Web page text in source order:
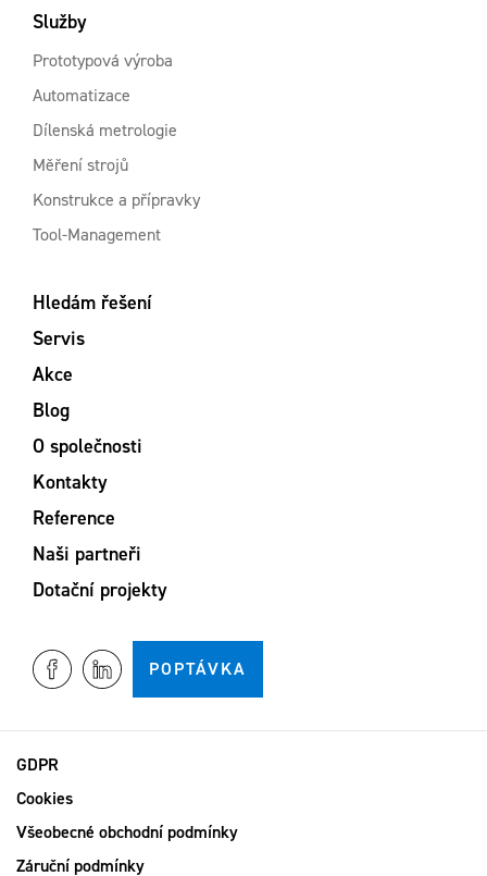
Služby
Prototypová výroba
Automatizace
Dílenská metrologie
Měření strojů
Konstrukce a přípravky
Tool-Management
Hledám řešení
Servis
Akce
Blog
O společnosti
Kontakty
Reference
Naši partneři
Dotační projekty
POPTÁVKA
GDPR
Cookies
Všeobecné obchodní podmínky
Záruční podmínky